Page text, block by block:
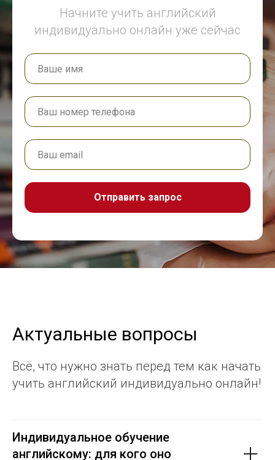
Начните учить английский
индивидуально онлайн уже сейчас
Отправить запрос
Актуальные вопросы
Всё, что нужно знать перед тем как начать
учить английский индивидуально онлайн!
Индивидуальное обучение
английскому: для кого оно